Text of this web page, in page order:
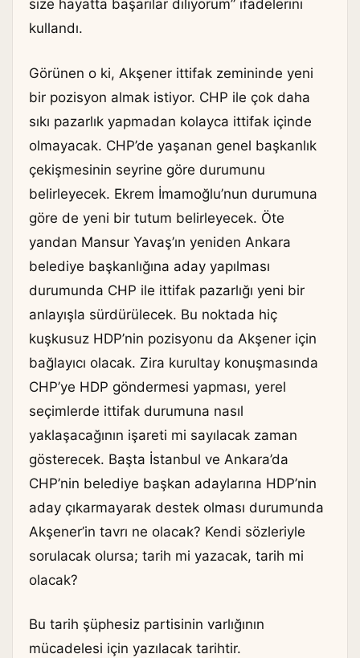
size hayatta başarılar diliyorum” ifadelerini
kullandı.
Görünen o ki, Akşener ittifak zemininde yeni
bir pozisyon almak istiyor. CHP ile çok daha
sıkı pazarlık yapmadan kolayca ittifak içinde
olmayacak. CHP’de yaşanan genel başkanlık
çekişmesinin seyrine göre durumunu
belirleyecek. Ekrem İmamoğlu’nun durumuna
göre de yeni bir tutum belirleyecek. Öte
yandan Mansur Yavaş’ın yeniden Ankara
belediye başkanlığına aday yapılması
durumunda CHP ile ittifak pazarlığı yeni bir
anlayışla sürdürülecek. Bu noktada hiç
kuşkusuz HDP’nin pozisyonu da Akşener için
bağlayıcı olacak. Zira kurultay konuşmasında
CHP’ye HDP göndermesi yapması, yerel
seçimlerde ittifak durumuna nasıl
yaklaşacağının işareti mi sayılacak zaman
gösterecek. Başta İstanbul ve Ankara’da
CHP’nin belediye başkan adaylarına HDP’nin
aday çıkarmayarak destek olması durumunda
Akşener’in tavrı ne olacak? Kendi sözleriyle
sorulacak olursa; tarih mi yazacak, tarih mi
olacak?
Bu tarih şüphesiz partisinin varlığının
mücadelesi için yazılacak tarihtir.